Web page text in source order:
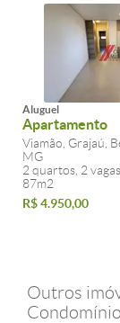
Aluguel
Apartamento
Viamão, Grajaú,
MG
2 quartos, 2
87m2
R$ 4.950,00
Outros